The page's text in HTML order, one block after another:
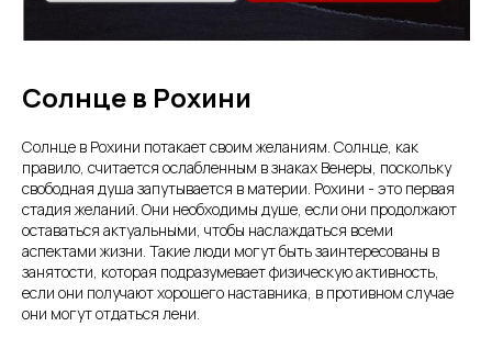
Солнце в Рохини
Солнце в Рохини потакает своим желаниям. Солнце, как
правило, считается ослабленным в знаках Венеры, поскольку
свободная душа запутывается в материи. Рохини - это первая
стадия желаний. Они необходимы душе, если они продолжают
оставаться актуальными, чтобы наслаждаться всеми
аспектами жизни. Такие люди могут быть заинтересованы в
занятости, которая подразумевает физическую активность,
если они получают хорошего наставника, в противном случае
они могут отдаться лени.